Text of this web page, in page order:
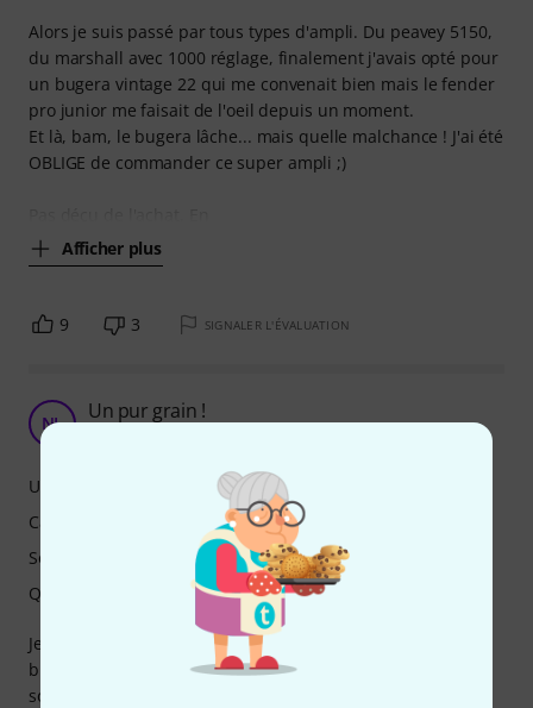
Alors je suis passé par tous types d'ampli. Du peavey 5150,
du marshall avec 1000 réglage, finalement j'avais opté pour
un bugera vintage 22 qui me convenait bien mais le fender
pro junior me faisait de l'oeil depuis un moment.
Et là, bam, le bugera lâche... mais quelle malchance ! J'ai été
OBLIGE de commander ce super ampli ;)
Afficher plus
9 3 SIGNALER L'ÉVALUATION
NL Un pur grain !
Je joue sur ma Fender Strat Am Standard dans le style
blues/rock et je dois dire que cet ampli joue parfaitement
son rôle. Le clean est chaud/rond on sent toute la
Utilisation
Caractéristiques
Son
Qualité de fabrication